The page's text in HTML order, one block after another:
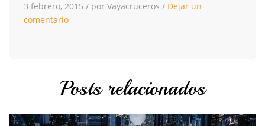
3 febrero, 2015 / por Vayacruceros / Dejar un
comentario
Posts relacionados